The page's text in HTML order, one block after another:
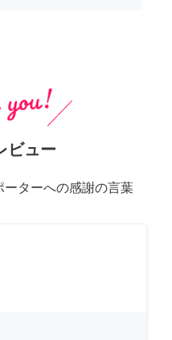
ビュー
ターへの感謝の言葉